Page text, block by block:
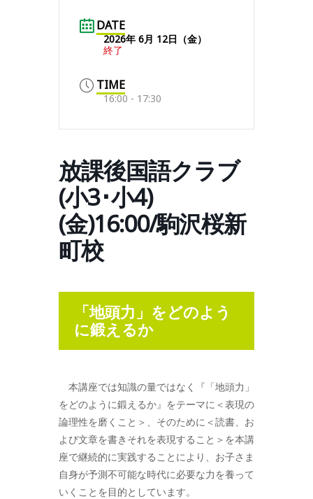
DATE
2026年 6月 12日（金）
終了
TIME
16:00 - 17:30
放課後国語クラブ
(小3･小4)
(金)16:00/駒沢桜新
町校
「地頭力」をどのよう
に鍛えるか
本講座では知識の量ではなく『「地頭力」
をどのように鍛えるか』をテーマに＜表現の
論理性を磨くこと＞、そのために＜読書、お
よび文章を書きそれを表現すること＞を本講
座で継続的に実践することにより、お子さま
自身が予測不可能な時代に必要な力を養って
いくことを目的としています。